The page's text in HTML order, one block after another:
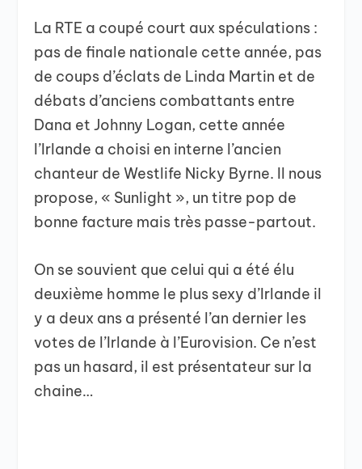
La RTE a coupé court aux spéculations :
pas de finale nationale cette année, pas
de coups d’éclats de Linda Martin et de
débats d’anciens combattants entre
Dana et Johnny Logan, cette année
l’Irlande a choisi en interne l’ancien
chanteur de Westlife Nicky Byrne. Il nous
propose, « Sunlight », un titre pop de
bonne facture mais très passe-partout.
On se souvient que celui qui a été élu
deuxième homme le plus sexy d’Irlande il
y a deux ans a présenté l’an dernier les
votes de l’Irlande à l’Eurovision. Ce n’est
pas un hasard, il est présentateur sur la
chaine…